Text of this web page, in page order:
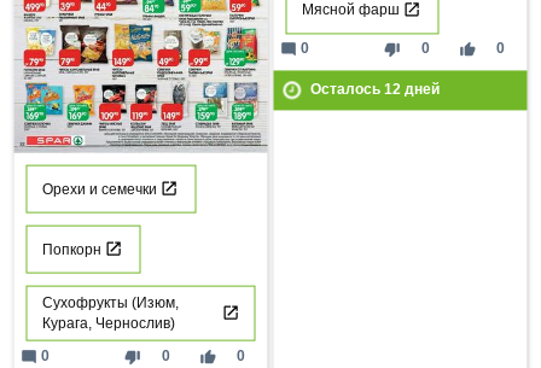
Мясной фарш
thumb_down 0 thumb_up 0
mode_comment 0
Осталось 12дней
Орехи и семечки
Попкорн
Сухофрукты (Изюм,
Курага, Чернослив)
thumb_down 0 thumb_up 0
mode_comment 0